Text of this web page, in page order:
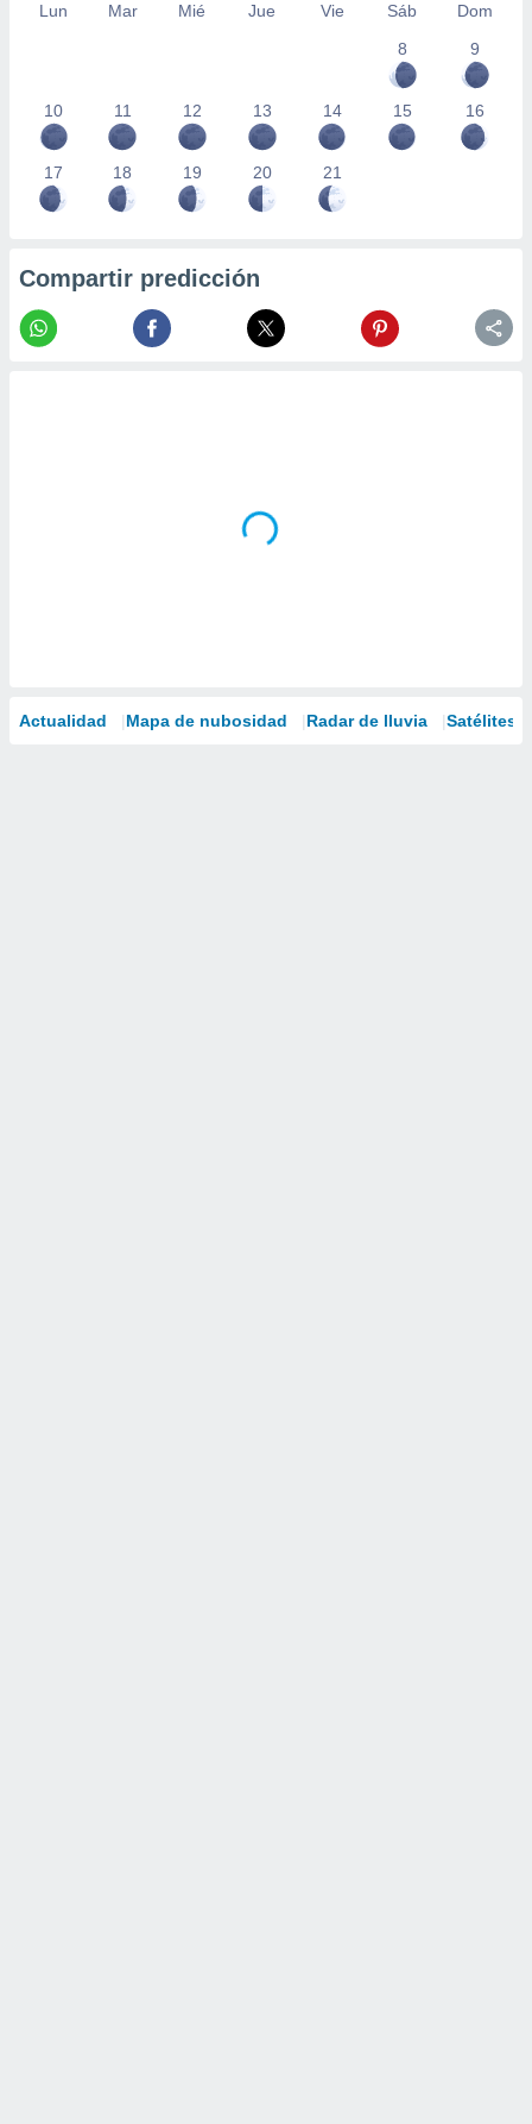
Lun Mar Mié Jue Vie Sáb
Dom
8
9
10 11 12 13 14 15 16
17 18 19 20 21
Compartir predicción
Actualidad Mapa de nubosidad Radar de lluvia Satélites